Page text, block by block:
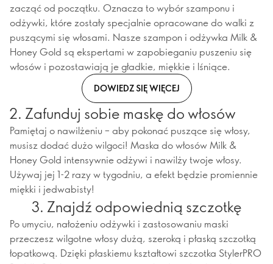
zacząć od początku. Oznacza to wybór szamponu i
odżywki, które zostały specjalnie opracowane do walki z
puszącymi się włosami. Nasze szampon i odżywka Milk &
Honey Gold są ekspertami w zapobieganiu puszeniu się
włosów i pozostawiają je gładkie, miękkie i lśniące.
DOWIEDZ SIĘ WIĘCEJ
2. Zafunduj sobie maskę do włosów
Pamiętaj o nawilżeniu – aby pokonać puszące się włosy,
musisz dodać dużo wilgoci! Maska do włosów Milk &
Honey Gold intensywnie odżywi i nawilży twoje włosy.
Używaj jej 1-2 razy w tygodniu, a efekt będzie promiennie
miękki i jedwabisty!
3. Znajdź odpowiednią szczotkę
Po umyciu, nałożeniu odżywki i zastosowaniu maski
przeczesz wilgotne włosy dużą, szeroką i płaską szczotką
łopatkową. Dzięki płaskiemu kształtowi szczotka StylerPRO